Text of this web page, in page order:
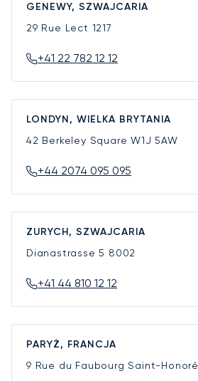
GENEWY, SZWAJCARIA
29 Rue Lect 1217
+41 22 782 12 12
LONDYN, WIELKA BRYTANIA
42 Berkeley SquareW1J 5AW
+44 2074 095 095
ZURYCH, SZWAJCARIA
Dianastrasse 5 8002
+41 44 810 12 12
PARYŻ, FRANCJA
9 Rue du Faubourg Saint-Honoré